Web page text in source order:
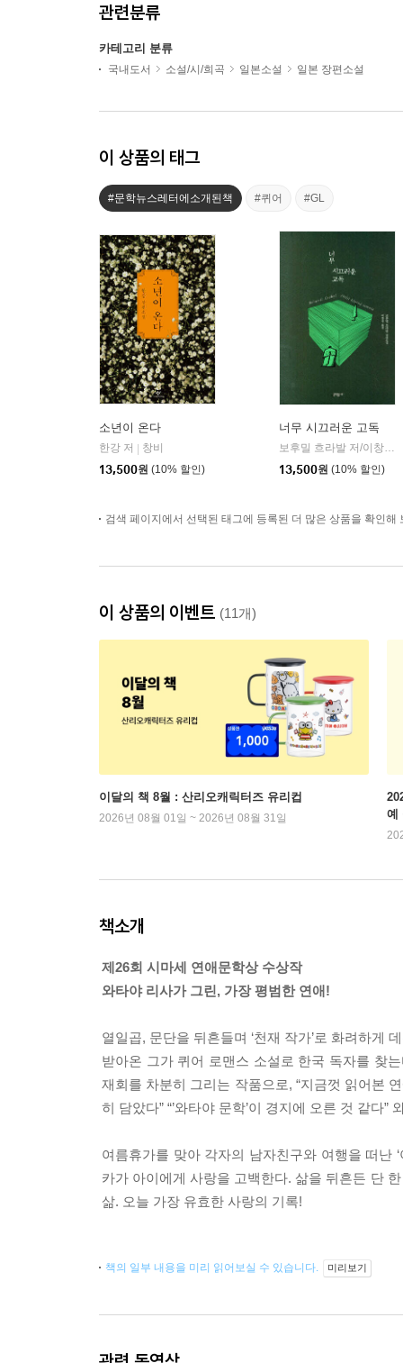
관련분류
카테고리 분류
국내도서 소설/시/희곡 일본소설 일본 장편소설
이 상품의 태그
#문학뉴스레터에소개된책 #퀴어 #GL
소년이 온다
한강 저
창비
13,500원 (10% 할인)
너무 시끄러운 고독
보후밀 흐라발 저/이창실 역
13,500원 (10% 할인)
검색 페이지에서 선택된 태그에 등록된 더 많은 상품을 확인해
이 상품의 이벤트 (11개)
이달의 책 8월 : 산리오캐릭터즈 유리컵
2026년 08월 01일 ~ 2026년 08월 31일
예
책소개
제26회 시마세 연애문학상 수상작
와타야 리사가 그린, 가장 평범한 연애!
열일곱, 문단을 뒤흔들며 ‘천재 작가’로 화려하게
받아온 그가 퀴어 로맨스 소설로 한국 독자를 찾
재회를 차분히 그리는 작품으로, “지금껏 읽어본
히 담았다” “’와타야 문학’이 경지에 오른 것 같다
여름휴가를 맞아 각자의 남자친구와 여행을 떠난
카가 아이에게 사랑을 고백한다. 삶을 뒤흔든 단
삶. 오늘 가장 유효한 사랑의 기록!
책의 일부 내용을 미리 읽어보실 수 있습니다. 미리보기